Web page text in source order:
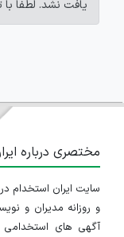
یافت نشد. لطفاً
مختصری درباره
و روزانه مدیران و
آگهی های استخدامی